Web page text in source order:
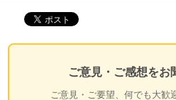
ご意見・ご感想をお
ご意見・ご要望、何でも大歓